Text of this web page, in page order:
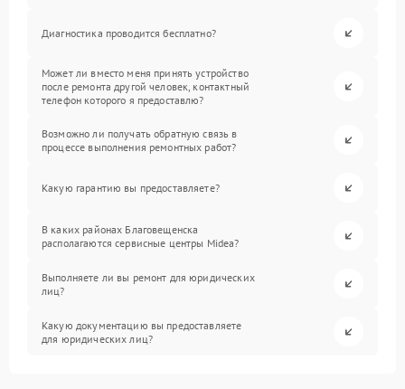
Диагностика проводится бесплатно?
Может ли вместо меня принять устройство
после ремонта другой человек, контактный
телефон которого я предоставлю?
Возможно ли получать обратную связь в
процессе выполнения ремонтных работ?
Какую гарантию вы предоставляете?
В каких районах Благовещенска
располагаются сервисные центры Midea?
Выполняете ли вы ремонт для юридических
лиц?
Какую документацию вы предоставляете
для юридических лиц?